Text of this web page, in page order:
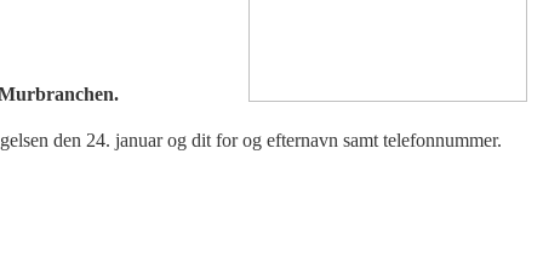
den 24. januar og dit for og efternavn samt telefonnummer.